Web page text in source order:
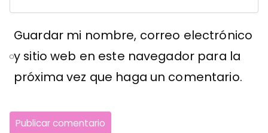
Guardar mi nombre, correo electrónico
y sitio web en este navegador para la
próxima vez que haga un comentario.